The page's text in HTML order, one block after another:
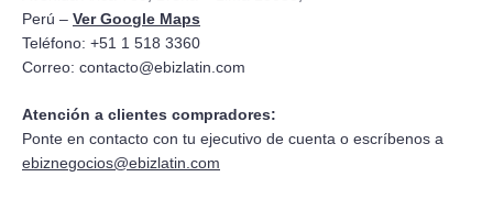
Perú – Ver Google Maps
Teléfono: +51 1 518 3360
Correo: contacto@ebizlatin.com
Atención a clientes compradores:
Ponte en contacto con tu ejecutivo de cuenta o escríbenos a
ebiznegocios@ebizlatin.com